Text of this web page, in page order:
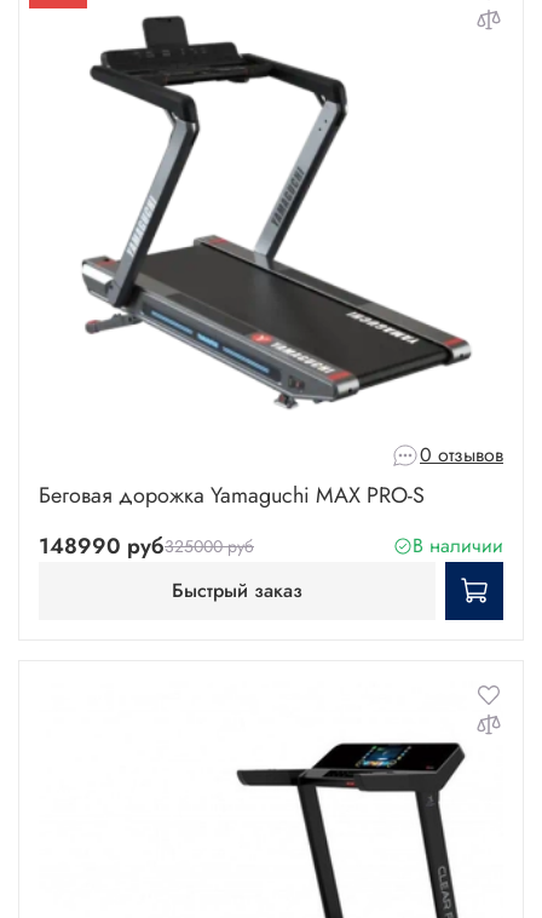
0 отзывов
Беговая дорожка Yamaguchi MAX PRO-S
148990 руб325000 руб
В наличии
Быстрый заказ